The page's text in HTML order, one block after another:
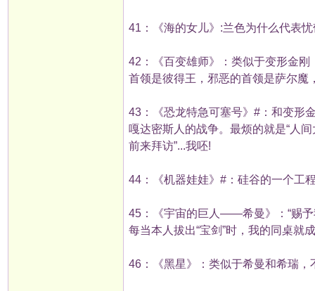
41：《海的女儿》:兰色为什么代表
42：《百变雄师》：类似于变形金
首领是彼得王，邪恶的首领是萨尔魔
43：《恐龙特急可塞号》#：和变形
嘎达密斯人的战争。最烦的就是“人
前来拜访”...我呸!
44：《机器娃娃》#：硅谷的一个工
45：《宇宙的巨人——希曼》：“赐
每当本人拔出“宝剑”时，我的同桌
46：《黑星》：类似于希曼和希瑞，